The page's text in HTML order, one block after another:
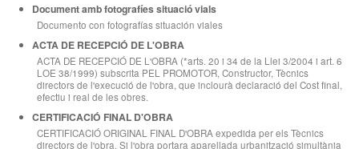
Document amb fotografíes situació vials
Documento con fotografías situación viales
ACTA DE RECEPCIÓ DE L'OBRA
ACTA DE RECEPCIÓ DE L'OBRA (*arts. 20 i 34 de la Llei 3/2004 i art. 6
LOE 38/1999) subscrita PEL PROMOTOR, Constructor, Tècnics
directors de l'execució de l'obra, que inclourà declaració del Cost final,
efectiu i real de les obres.
CERTIFICACIÓ FINAL D'OBRA
CERTIFICACIÓ ORIGINAL FINAL D'OBRA expedida per els Tècnics
directors de l'obra. Si l'obra portara aparellada urbanització simultània